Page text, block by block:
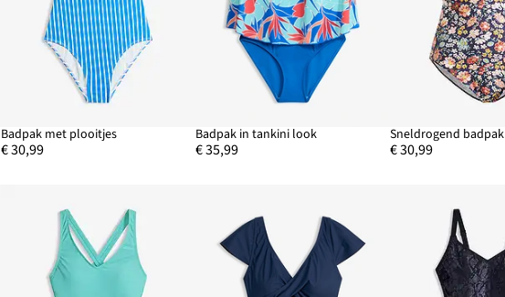
Badpak met plooitjes
€ 30,99
Badpak in tankini look
€ 35,99
Sneldrogend badpak
€ 30,99